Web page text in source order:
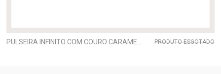
PRODUTO ESGOTADO